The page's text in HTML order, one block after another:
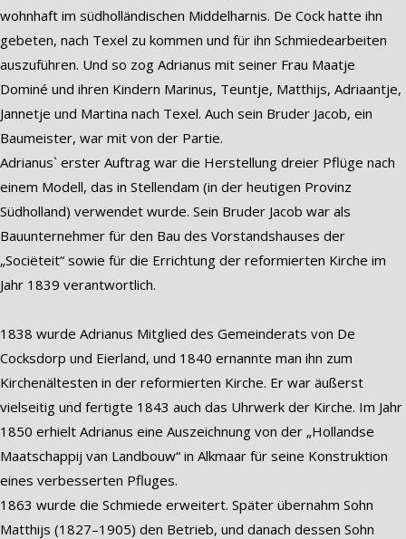
wohnhaft im südholländischen Middelharnis. De Cock hatte ihn
gebeten, nach Texel zu kommen und für ihn Schmiedearbeiten
auszuführen. Und so zog Adrianus mit seiner Frau Maatje
Dominé und ihren Kindern Marinus, Teuntje, Matthijs, Adriaantje,
Jannetje und Martina nach Texel. Auch sein Bruder Jacob, ein
Baumeister, war mit von der Partie.
Adrianus` erster Auftrag war die Herstellung dreier Pflüge nach
einem Modell, das in Stellendam (in der heutigen Provinz
Südholland) verwendet wurde. Sein Bruder Jacob war als
Bauunternehmer für den Bau des Vorstandshauses der
„Sociëteit“ sowie für die Errichtung der reformierten Kirche im
Jahr 1839 verantwortlich.
1838 wurde Adrianus Mitglied des Gemeinderats von De
Cocksdorp und Eierland, und 1840 ernannte man ihn zum
Kirchenältesten in der reformierten Kirche. Er war äußerst
vielseitig und fertigte 1843 auch das Uhrwerk der Kirche. Im Jahr
1850 erhielt Adrianus eine Auszeichnung von der „Hollandse
Maatschappij van Landbouw“ in Alkmaar für seine Konstruktion
eines verbesserten Pfluges.
1863 wurde die Schmiede erweitert. Später übernahm Sohn
Matthijs (1827–1905) den Betrieb, und danach dessen Sohn